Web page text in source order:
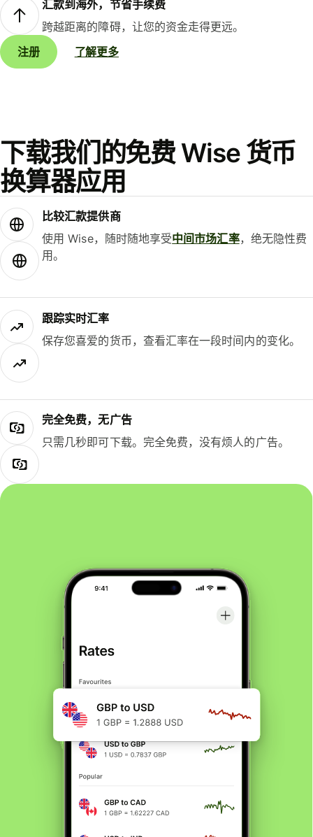
汇款到海外，节省手续费
跨越距离的障碍，让您的资金走得更远。
注册
了解更多
下载我们的免费 Wise 货币
换算器应用
比较汇款提供商
使用 Wise，随时随地享受中间市场汇率，绝无隐性费
用。
跟踪实时汇率
保存您喜爱的货币，查看汇率在一段时间内的变化。
完全免费，无广告
只需几秒即可下载。完全免费，没有烦人的广告。